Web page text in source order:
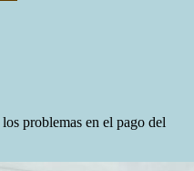
problemas en el pago del